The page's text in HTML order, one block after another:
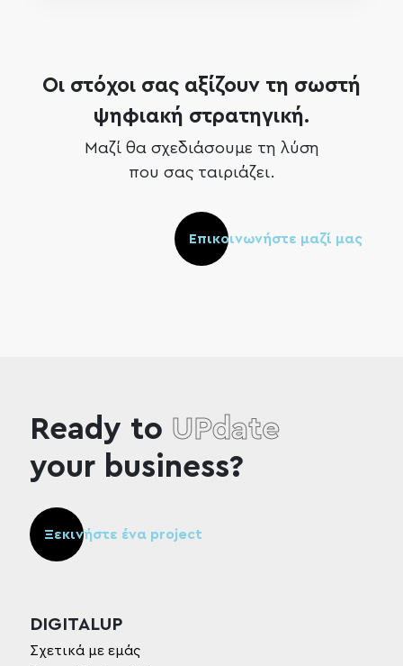
Οι στόχοι σας αξίζουν τη σωστή
ψηφιακή στρατηγική.
Μαζί θα σχεδιάσουμε τη λύση
που σας ταιριάζει.
Επικοινωνήστε μαζί μας
Ready to UPdate
your business?
Ξεκινήστε ένα project
DIGITALUP
Σχετικά με εμάς